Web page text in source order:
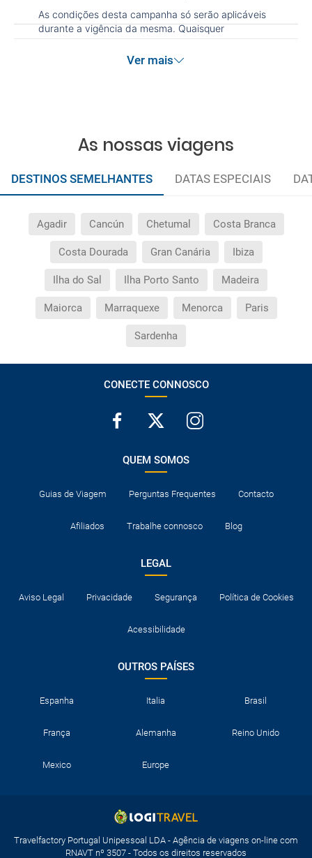
As condições desta campanha só serão aplicáveis
durante a vigência da mesma. Quaisquer
após terminada esta campanha não serão
Ver mais
As nossas viagens
DESTINOS SEMELHANTES DATAS ESPECIAIS
Agadir Cancún Chetumal Costa Branca
Costa Dourada Gran Canária Ibiza
Ilha do Sal Ilha Porto Santo Madeira
Maiorca Marraquexe Menorca Paris
Sardenha
CONECTE CONNOSCO
QUEM SOMOS
Guias de Viagem Perguntas Frequentes Contacto
Afiliados Trabalhe connosco Blog
LEGAL
Aviso Legal Privacidade Segurança Política de Cookies
Acessibilidade
OUTROS PAÍSES
Espanha Italia Brasil
França Alemanha Reino Unido
Mexico Europe
Travelfactory Portugal Unipessoal LDA - Agência de viagens on-line com
RNAVT nº 3507 - Todos os direitos reservados